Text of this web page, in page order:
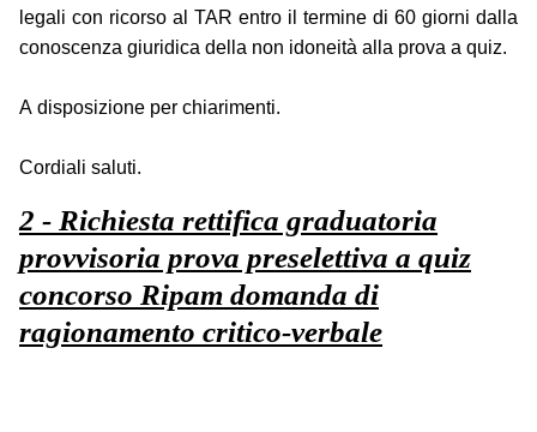
legali con ricorso al TAR entro il termine di 60 giorni dalla
conoscenza giuridica della non idoneità alla prova a quiz.
A disposizione per chiarimenti.
Cordiali saluti.
2 - Richiesta rettifica graduatoria
provvisoria prova preselettiva a quiz
concorso Ripam domanda di
ragionamento critico-verbale